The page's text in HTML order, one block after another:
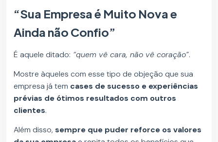
“Sua Empresa é Muito Nova e
Ainda não Confio”
É aquele ditado: “quem vê cara, não vê coração”.
Mostre àqueles com esse tipo de objeção que sua
empresa já tem cases de sucesso e experiências
prévias de ótimos resultados com outros
clientes.
Além disso,sempre que puder reforce os valores